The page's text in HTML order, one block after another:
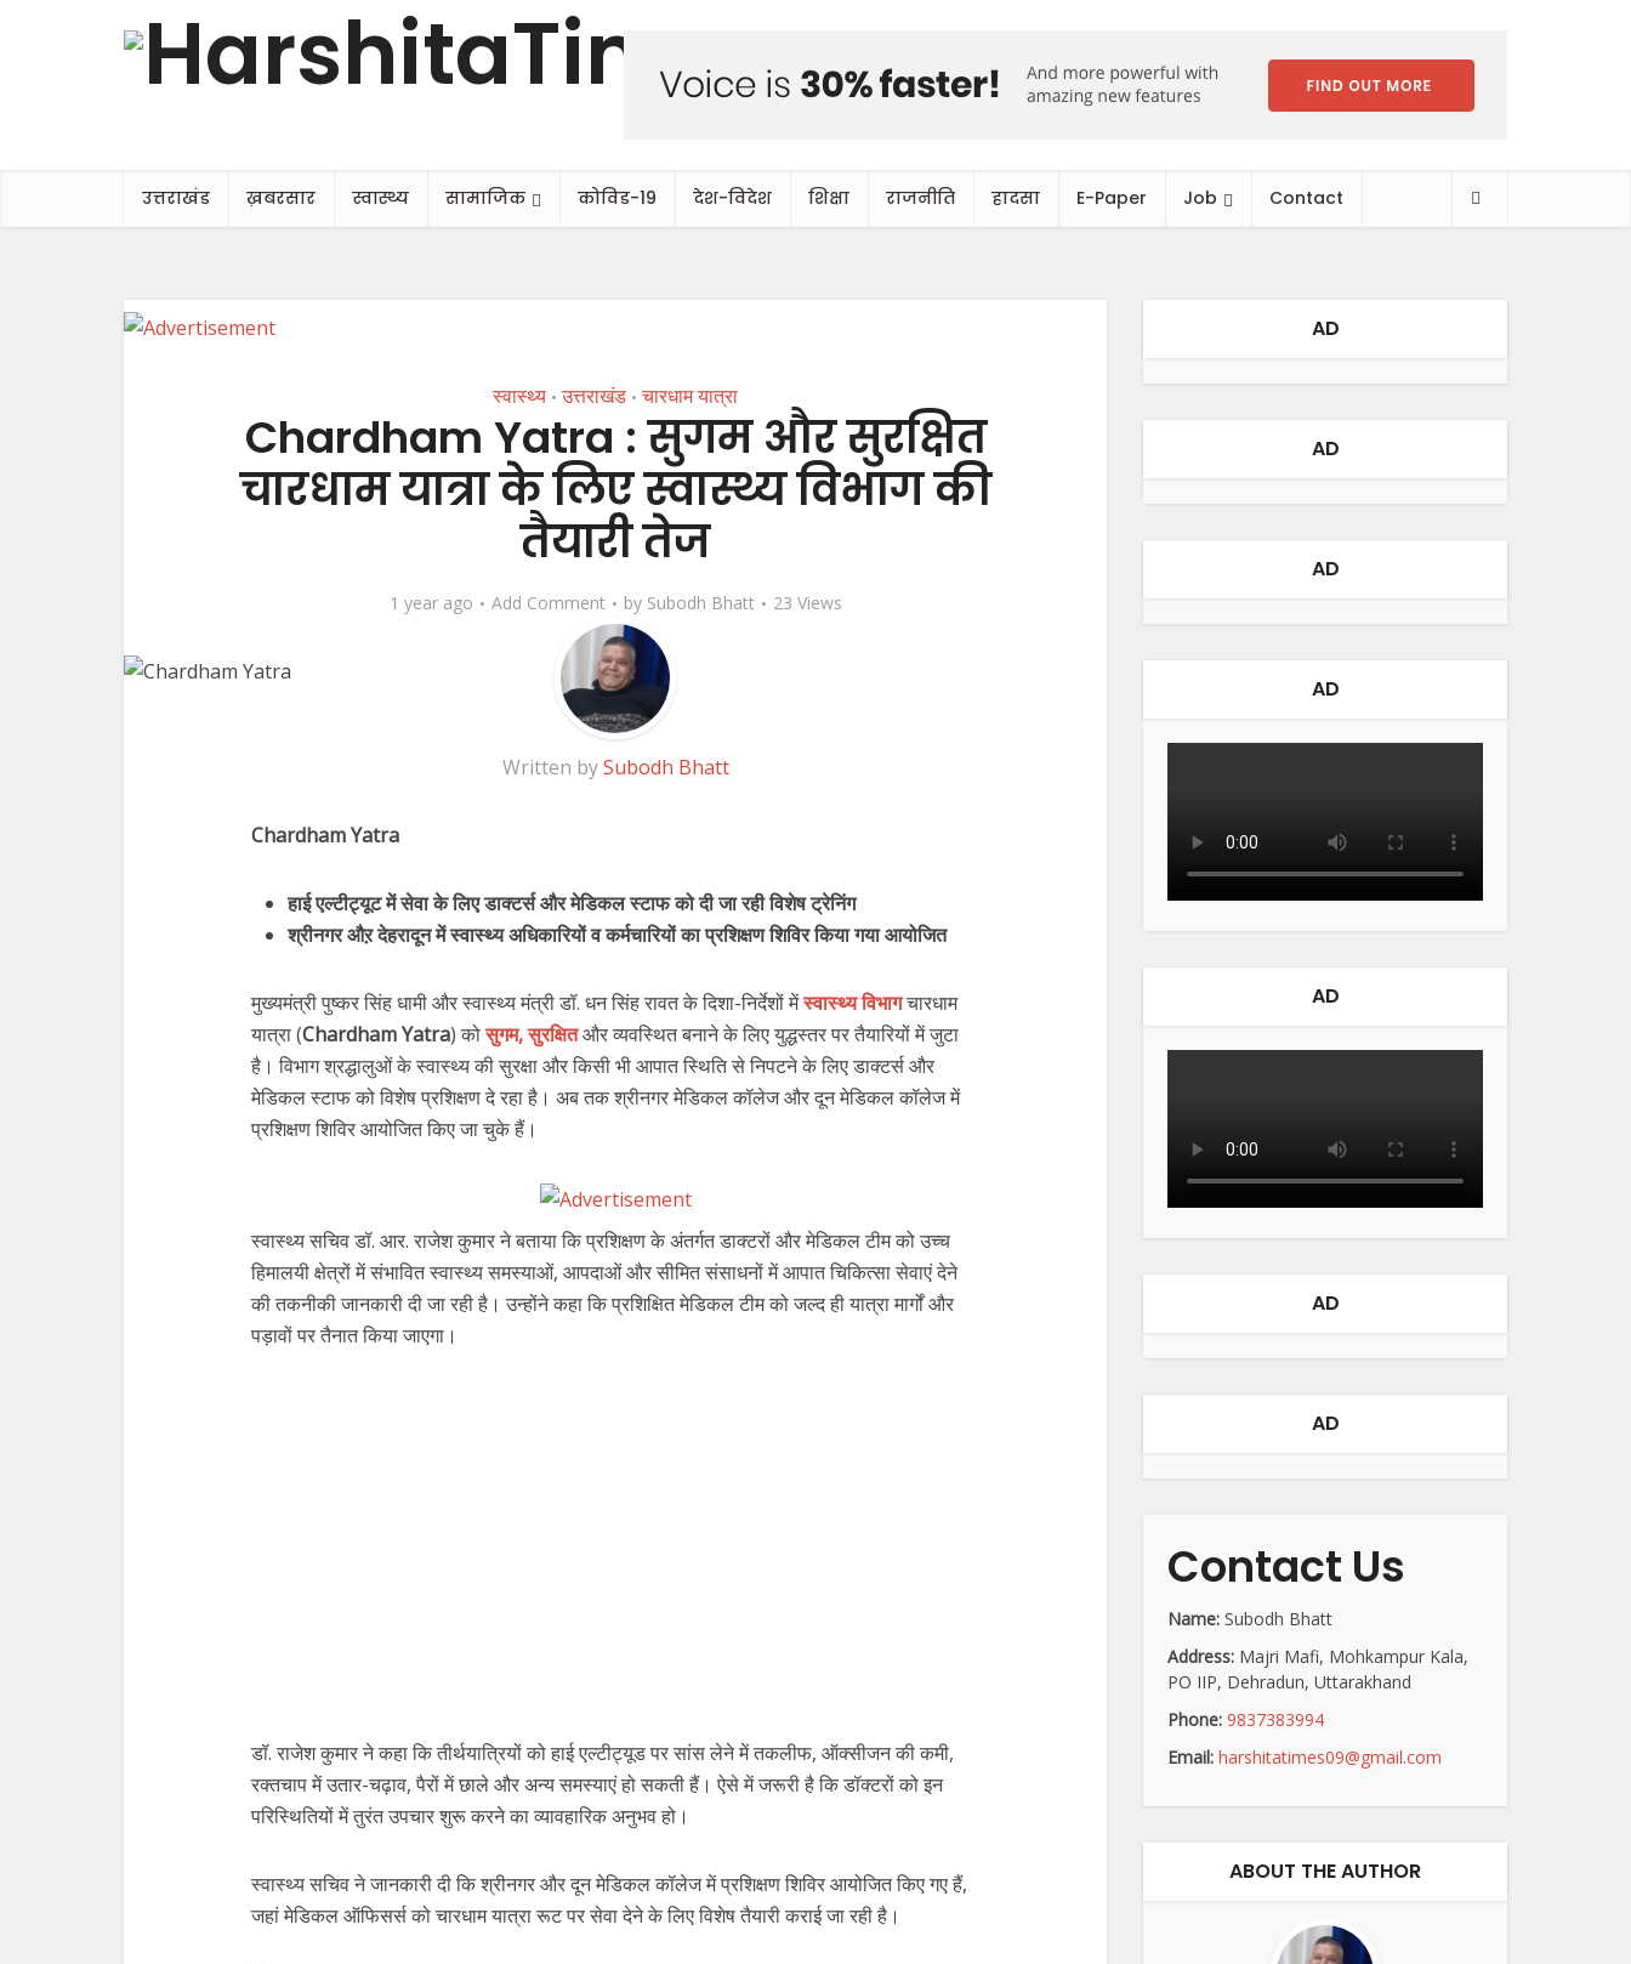
उत्तराखंड ख़बरसार स्वास्थ्य सामाजिक कोविड-19 देश-विदेश शिक्षा राजनीति हादसा E-Paper Job Contact
स्वास्थ्य • उत्तराखंड • चारधाम यात्रा
Chardham Yatra : सुगम और सुरक्षित
चारधाम यात्रा के लिए स्वास्थ्य विभाग की
तैयारी तेज
1 year ago Add Comment by Subodh Bhatt 23 Views
Written bySubodh Bhatt
Chardham Yatra
हाई एल्टीट्यूट में सेवा के लिए डाक्टर्स और मेडिकल स्टाफ को दी जा रही विशेष ट्रेनिंग
श्रीनगर औऱ देहरादून में स्वास्थ्य अधिकारियों व कर्मचारियों का प्रशिक्षण शिविर किया गया आयोजित
मुख्यमंत्री पुष्कर सिंह धामी और स्वास्थ्य मंत्री डॉ. धन सिंह रावत के दिशा-निर्देशों मेंस्वास्थ्य विभागचारधाम
यात्रा (Chardham Yatra) कोसुगम, सुरक्षितऔर व्यवस्थित बनाने के लिए युद्धस्तर पर तैयारियों में जुटा
है। विभाग श्रद्धालुओं के स्वास्थ्य की सुरक्षा और किसी भी आपात स्थिति से निपटने के लिए डाक्टर्स और
मेडिकल स्टाफ को विशेष प्रशिक्षण दे रहा है। अब तक श्रीनगर मेडिकल कॉलेज और दून मेडिकल कॉलेज में
प्रशिक्षण शिविर आयोजित किए जा चुके हैं।
स्वास्थ्य सचिव डॉ. आर. राजेश कुमार ने बताया कि प्रशिक्षण के अंतर्गत डाक्टरों और मेडिकल टीम को उच्च
हिमालयी क्षेत्रों में संभावित स्वास्थ्य समस्याओं, आपदाओं और सीमित संसाधनों में आपात चिकित्सा सेवाएं देने
की तकनीकी जानकारी दी जा रही है। उन्होंने कहा कि प्रशिक्षित मेडिकल टीम को जल्द ही यात्रा मार्गों और
पड़ावों पर तैनात किया जाएगा।
डॉ. राजेश कुमार ने कहा कि तीर्थयात्रियों को हाई एल्टीट्यूड पर सांस लेने में तकलीफ, ऑक्सीजन की कमी,
रक्तचाप में उतार-चढ़ाव, पैरों में छाले और अन्य समस्याएं हो सकती हैं। ऐसे में जरूरी है कि डॉक्टरों को इन
परिस्थितियों में तुरंत उपचार शुरू करने का व्यावहारिक अनुभव हो।
स्वास्थ्य सचिव ने जानकारी दी कि श्रीनगर और दून मेडिकल कॉलेज में प्रशिक्षण शिविर आयोजित किए गए हैं,
जहां मेडिकल ऑफिसर्स को चारधाम यात्रा रूट पर सेवा देने के लिए विशेष तैयारी कराई जा रही है।
AD
AD
AD
AD
AD
AD
AD
Contact Us
Name: Subodh Bhatt
Address: Majri Mafi, Mohkampur Kala,
PO IIP, Dehradun, Uttarakhand
Phone: 9837383994
Email: harshitatimes09@gmail.com
ABOUT THE AUTHOR